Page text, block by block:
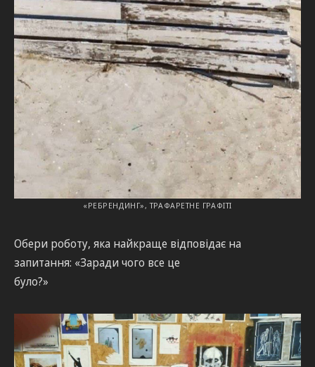
«РЕБРЕНДИНГ», ТРАФАРЕТНЕ ГРАФІТІ
Обери роботу, яка найкраще відповідає на
запитання: «Заради чого все це
було?»